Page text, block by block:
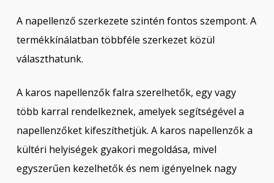
A napellenző szerkezete szintén fontos szempont. A
termékkínálatban többféle szerkezet közül
választhatunk.
A karos napellenzők falra szerelhetők, egy vagy
több karral rendelkeznek, amelyek segítségével a
napellenzőket kifeszíthetjük. A karos napellenzők a
kültéri helyiségek gyakori megoldása, mivel
egyszerűen kezelhetők és nem igényelnek nagy